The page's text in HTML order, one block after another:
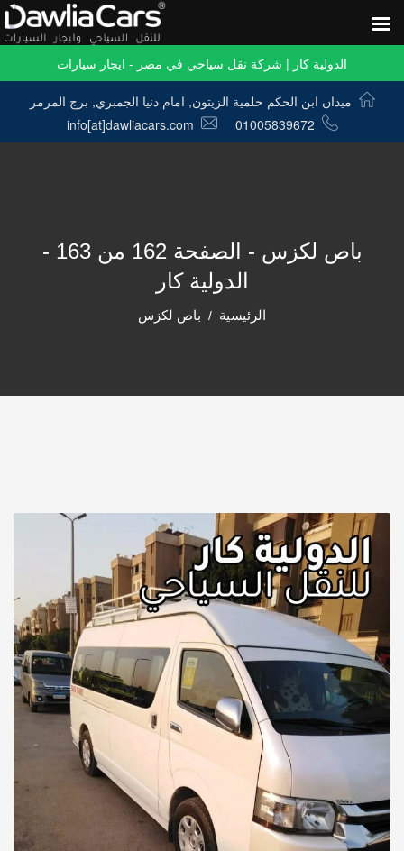
الدولية كار | شركة نقل سياحي في مصر - ايجار سيارات
ميدان ابن الحكم حلمية الزيتون, امام دنيا الجمبري, برج المرمر
01005839672
info[at]dawliacars.com
باص لكزس - الصفحة 162 من 163 -
الدولية كار
الرئيسية باص لكزس